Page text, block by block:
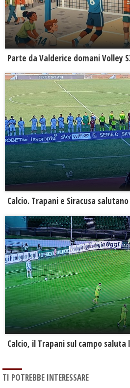
Parte da Valderice domani Volley
Calcio. Trapani e Siracusa salutano
Calcio, il Trapani sul campo saluta
TI POTREBBE INTERESSARE